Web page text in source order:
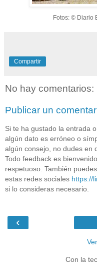
Fotos: © Diario
Compartir
No hay comentarios:
Publicar un
Si te ha gustado la entrada
algún dato es erróneo o
algún consejo, no dudes en
Todo feedback es
respetuoso. También
estas redes sociales https://
si lo consideras necesario.
‹
Con la